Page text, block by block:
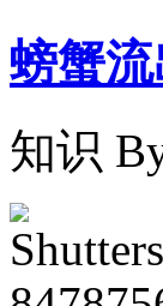
螃蟹
知识